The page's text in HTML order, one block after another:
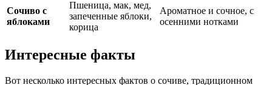
Сочиво с
яблоками
Пшеница, мак, мед,
запеченные яблоки,
корица
Ароматное и сочное, с
осенними нотками
Интересные факты
Вот несколько интересных фактов о сочиве, традиционном